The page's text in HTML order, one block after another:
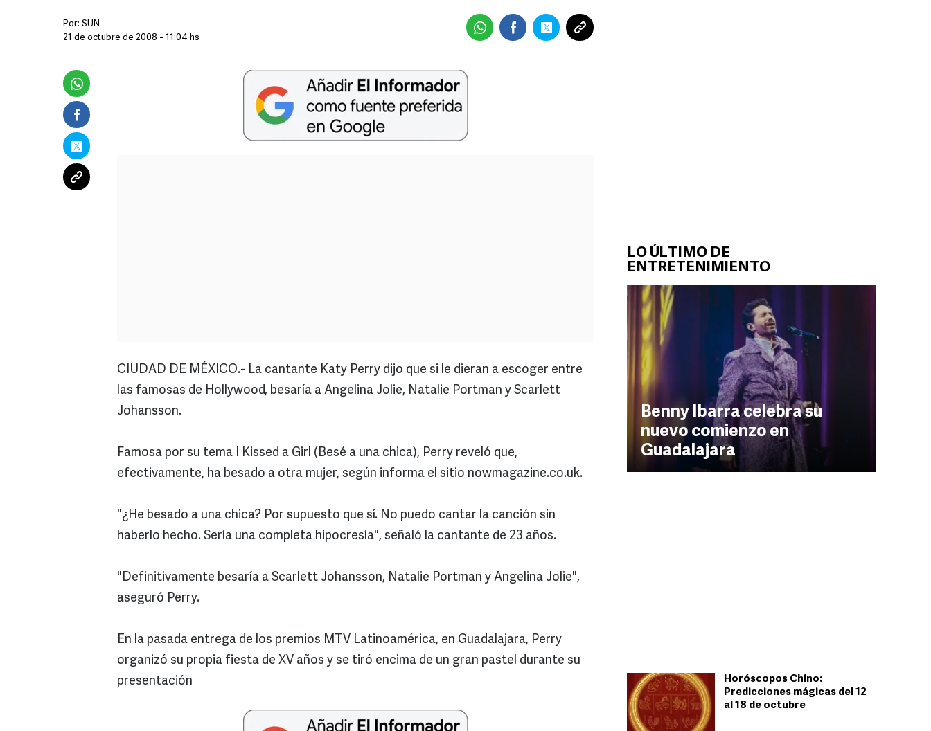
LO ÚLTIMO DE
ENTRETENIMIENTO
Benny Ibarra celebra su
nuevo comienzo en
Guadalajara
Horóscopos Chino:
Predicciones mágicas del 12
al 18 de octubre
Por: SUN
21 de octubre de 2008 - 11:04 hs
CIUDAD DE MÉXICO.- La cantante Katy Perry dijo que si le dieran a escoger entre
las famosas de Hollywood, besaría a Angelina Jolie, Natalie Portman y Scarlett
Johansson.
Famosa por su tema I Kissed a Girl (Besé a una chica), Perry reveló que,
efectivamente, ha besado a otra mujer, según informa el sitio nowmagazine.co.uk.
"¿He besado a una chica? Por supuesto que sí. No puedo cantar la canción sin
haberlo hecho. Sería una completa hipocresía", señaló la cantante de 23 años.
"Definitivamente besaría a Scarlett Johansson, Natalie Portman y Angelina Jolie",
aseguró Perry.
En la pasada entrega de los premios MTV Latinoamérica, en Guadalajara, Perry
organizó su propia fiesta de XV años y se tiró encima de un gran pastel durante su
presentación